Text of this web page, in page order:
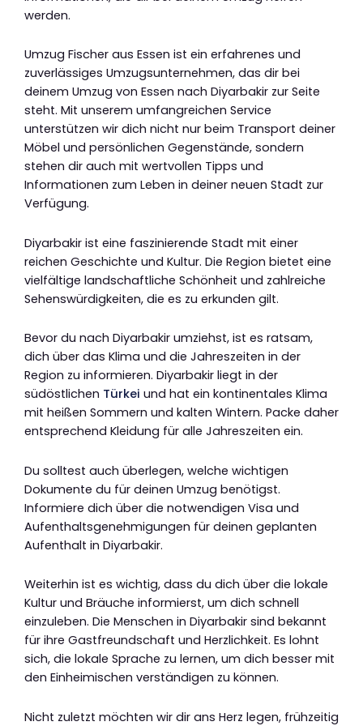
werden.
Umzug Fischer aus Essen ist ein erfahrenes und
zuverlässiges Umzugsunternehmen, das dir bei
deinem Umzug von Essen nach Diyarbakir zur Seite
steht. Mit unserem umfangreichen Service
unterstützen wir dich nicht nur beim Transport deiner
Möbel und persönlichen Gegenstände, sondern
stehen dir auch mit wertvollen Tipps und
Informationen zum Leben in deiner neuen Stadt zur
Verfügung.
Diyarbakir ist eine faszinierende Stadt mit einer
reichen Geschichte und Kultur. Die Region bietet eine
vielfältige landschaftliche Schönheit und zahlreiche
Sehenswürdigkeiten, die es zu erkunden gilt.
Bevor du nach Diyarbakir umziehst, ist es ratsam,
dich über das Klima und die Jahreszeiten in der
Region zu informieren. Diyarbakir liegt in der
südöstlichen Türkei und hat ein kontinentales Klima
mit heißen Sommern und kalten Wintern. Packe daher
entsprechend Kleidung für alle Jahreszeiten ein.
Du solltest auch überlegen, welche wichtigen
Dokumente du für deinen Umzug benötigst.
Informiere dich über die notwendigen Visa und
Aufenthaltsgenehmigungen für deinen geplanten
Aufenthalt in Diyarbakir.
Weiterhin ist es wichtig, dass du dich über die lokale
Kultur und Bräuche informierst, um dich schnell
einzuleben. Die Menschen in Diyarbakir sind bekannt
für ihre Gastfreundschaft und Herzlichkeit. Es lohnt
sich, die lokale Sprache zu lernen, um dich besser mit
den Einheimischen verständigen zu können.
Nicht zuletzt möchten wir dir ans Herz legen, frühzeitig